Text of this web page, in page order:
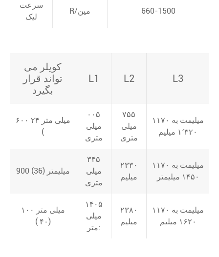
سرعت
لیک
R/مین 660-1500
کویلر می
تواند قرار
بگیرد
L1 L2 L3
۶۰۰ میلی متر ۲۴
(
۰۰۵
میلی
متری
۷۵۵
میلی
متری
۱۱۷۰ میلیمت به
۱٬۳۲۰ میلیم
900 ميليمتر (36)
۳۴۵
میلی
متری
۲۳۳۰
میلیم
۱۱۷۰ میلیمت به
۱۴۵۰ میلیمتر
۱۰۰ میلی متر
(۴۰ )
۱۴۰۵
میلی
متر:
۲۳۸۰
میلیم
۱۱۷۰ میلیمت به
۱۶۲۰ میلیم